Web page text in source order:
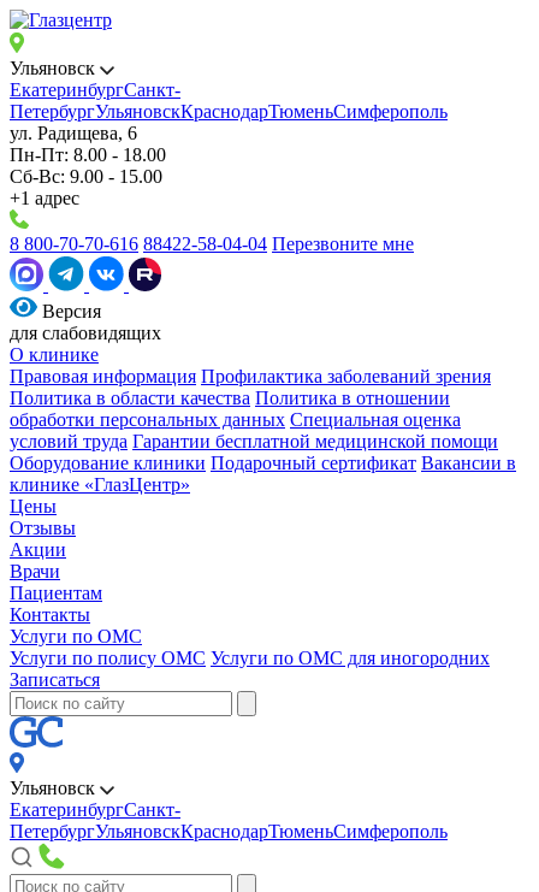
Ульяновск
ЕкатеринбургСанкт-
ПетербургУльяновскКраснодарТюменьСимферополь
ул. Радищева, 6
Пн-Пт: 8.00 - 18.00
Сб-Вс: 9.00 - 15.00
+1 адрес
8 800-70-70-616 88422-58-04-04 Перезвоните мне
Версия
для слабовидящих
О клинике
Правовая информация Профилактика заболеваний зрения
Политика в области качества Политика в отношении
обработки персональных данных Специальная оценка
условий труда Гарантии бесплатной медицинской помощи
Оборудование клиники Подарочный сертификат Вакансии в
клинике «ГлазЦентр»
Цены
Отзывы
Акции
Врачи
Пациентам
Контакты
Услуги по ОМС
Услуги по полису ОМС Услуги по ОМС для иногородних
Записаться
Ульяновск
ЕкатеринбургСанкт-
ПетербургУльяновскКраснодарТюменьСимферополь